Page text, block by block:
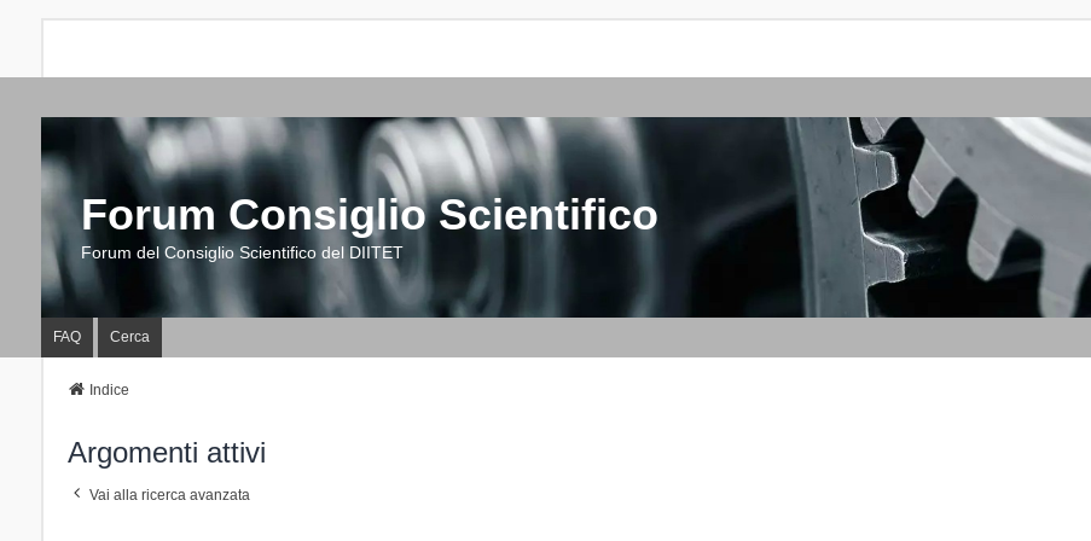
Forum Consiglio Scientifico
Forum del Consiglio Scientifico del DIITET
FAQ Cerca
Indice
Argomenti attivi
Vai alla ricerca avanzata